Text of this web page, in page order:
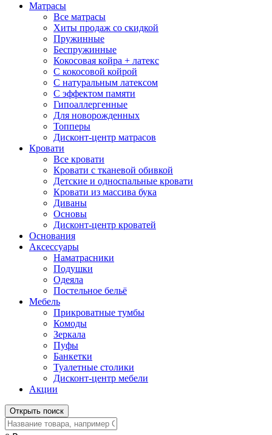
Матрасы
Все матрасы
Хиты продаж со скидкой
Пружинные
Беспружинные
Кокосовая койра + латекс
С кокосовой койрой
С натуральным латексом
С эффектом памяти
Гипоаллергенные
Для новорожденных
Топперы
Дисконт-центр матрасов
Кровати
Все кровати
Кровати с тканевой обивкой
Детские и односпальные кровати
Кровати из массива бука
Диваны
Основы
Дисконт-центр кроватей
Основания
Аксессуары
Наматрасники
Подушки
Одеяла
Постельное бельё
Мебель
Прикроватные тумбы
Комоды
Зеркала
Пуфы
Банкетки
Туалетные столики
Дисконт-центр мебели
Акции
Открыть поиск